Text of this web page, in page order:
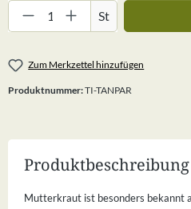
Produkt Anzahl: Gib
St
Zum Merkzettel hinzufügen
Produktnummer:TI-TANPAR
Produktbeschreibung
Mutterkraut ist besonders bekannt